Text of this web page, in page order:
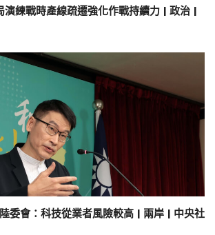
練戰時產線疏遷強化作戰持續力 | 政治 |
委會：科技從業者風險較高 | 兩岸 | 中央社